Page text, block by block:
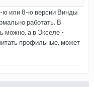
ю или 8-ю версии Винды
работать. В
можно, а в Экселе -
профильные, может